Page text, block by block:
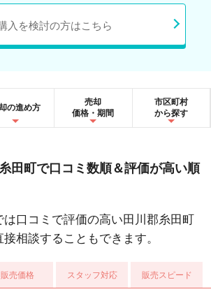
入を検討の方はこちら
の進め方
売却
価格・期間
市区町村
から探す
田町で口コミ数順＆評価が高い順
は口コミで評価の高い田川郡糸田町
相談することもできます。
販売価格 スタッフ対応 販売スピード